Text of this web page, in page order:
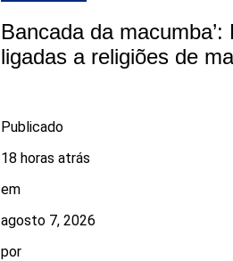
Bancada da
ligadas a religiões de
Publicado
18 horas atrás
em
agosto 7, 2026
por